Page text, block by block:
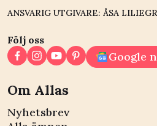
ANSVARIG UTGIVARE: ÅSA
Följ oss
Google
Om Allas
Nyhetsbrev